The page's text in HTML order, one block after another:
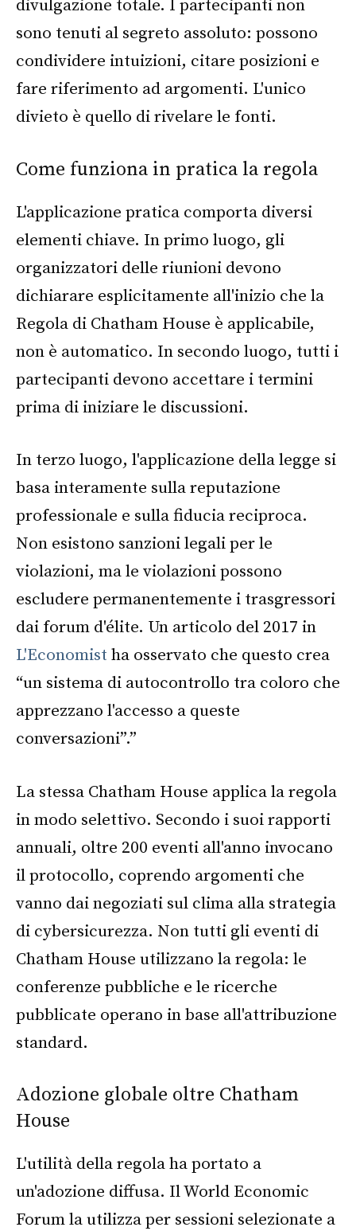
divulgazione totale. I partecipanti non
sono tenuti al segreto assoluto: possono
condividere intuizioni, citare posizioni e
fare riferimento ad argomenti. L'unico
divieto è quello di rivelare le fonti.
Come funziona in pratica la regola
L'applicazione pratica comporta diversi
elementi chiave. In primo luogo, gli
organizzatori delle riunioni devono
dichiarare esplicitamente all'inizio che la
Regola di Chatham House è applicabile,
non è automatico. In secondo luogo, tutti i
partecipanti devono accettare i termini
prima di iniziare le discussioni.
In terzo luogo, l'applicazione della legge si
basa interamente sulla reputazione
professionale e sulla fiducia reciproca.
Non esistono sanzioni legali per le
violazioni, ma le violazioni possono
escludere permanentemente i trasgressori
dai forum d'élite. Un articolo del 2017 in
L'Economist ha osservato che questo crea
“un sistema di autocontrollo tra coloro che
apprezzano l'accesso a queste
conversazioni”.”
La stessa Chatham House applica la regola
in modo selettivo. Secondo i suoi rapporti
annuali, oltre 200 eventi all'anno invocano
il protocollo, coprendo argomenti che
vanno dai negoziati sul clima alla strategia
di cybersicurezza. Non tutti gli eventi di
Chatham House utilizzano la regola: le
conferenze pubbliche e le ricerche
pubblicate operano in base all'attribuzione
standard.
Adozione globale oltre Chatham
House
L'utilità della regola ha portato a
un'adozione diffusa. Il World Economic
Forum la utilizza per sessioni selezionate a